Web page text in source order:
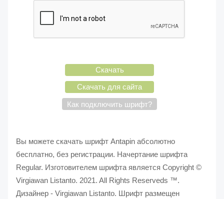
Скачать
Скачать для сайта
Как подключить шрифт?
Вы можете скачать шрифт Antapin абсолютно
бесплатно, без регистрации. Начертание шрифта
Regular. Изготовителем шрифта является Copyright ©
Virgiawan Listanto. 2021. All Rights Reserveds ™.
Дизайнер - Virgiawan Listanto. Шрифт размещен